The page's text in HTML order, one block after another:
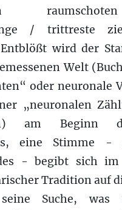
/ trittreste
wird der
Welt
oder neuronale
„neuronalen
am Beginn
eine Stimme -
- begibt sich im
Tradition auf
Suche, was